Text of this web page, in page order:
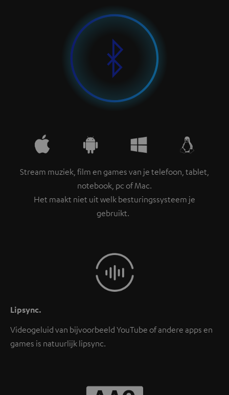
Stream muziek, film en games van je telefoon, tablet,
notebook, pc of Mac.
Het maakt niet uit welk besturingssysteem je
gebruikt.
Lipsync.
Videogeluid van bijvoorbeeld YouTube of andere apps en
games is natuurlijk lipsync.